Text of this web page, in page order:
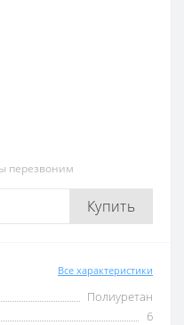
перезвоним
Купить
Все характеристики
Полиуретан
6